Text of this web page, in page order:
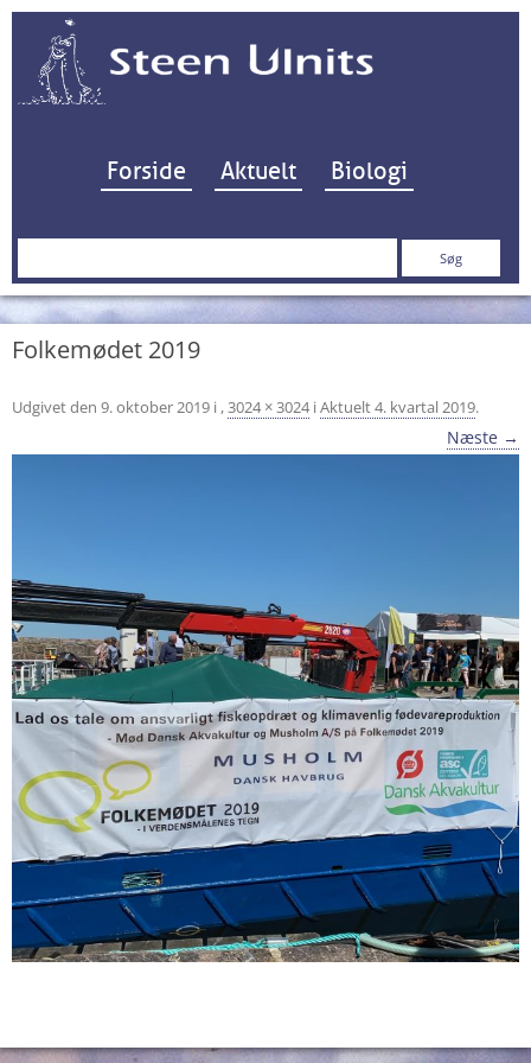
Hop til indhold
Forside Aktuelt Biologi
Søg
Folkemødet 2019
Udgivet den 9. oktober 2019 i ,3024 × 3024iAktuelt 4. kvartal 2019.
Næste →